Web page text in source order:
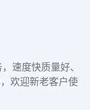
速度快质量好、
欢迎新老客户使